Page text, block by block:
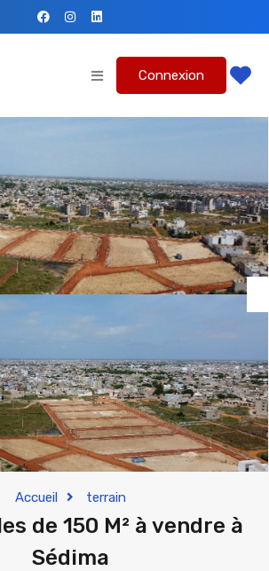
Connexion
Accueil terrain
de 150 M² à vendre à
Sédima